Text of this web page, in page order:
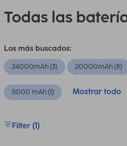
Todas las
Los más buscados:
24000mAh (3) 20000mAh (8)
5000 mAh (1) Mostrar todo
Filter (1)